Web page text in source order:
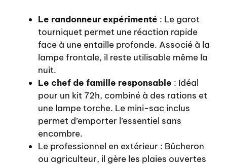
Le randonneur expérimenté : Le garot
tourniquet permet une réaction rapide
face à une entaille profonde. Associé à la
lampe frontale, il reste utilisable même la
nuit.
Le chef de famille responsable : Idéal
pour un kit 72h, combiné à des rations et
une lampe torche. Le mini-sac inclus
permet d’emporter l’essentiel sans
encombre.
Le professionnel en extérieur : Bûcheron
ou agriculteur, il gère les plaies ouvertes